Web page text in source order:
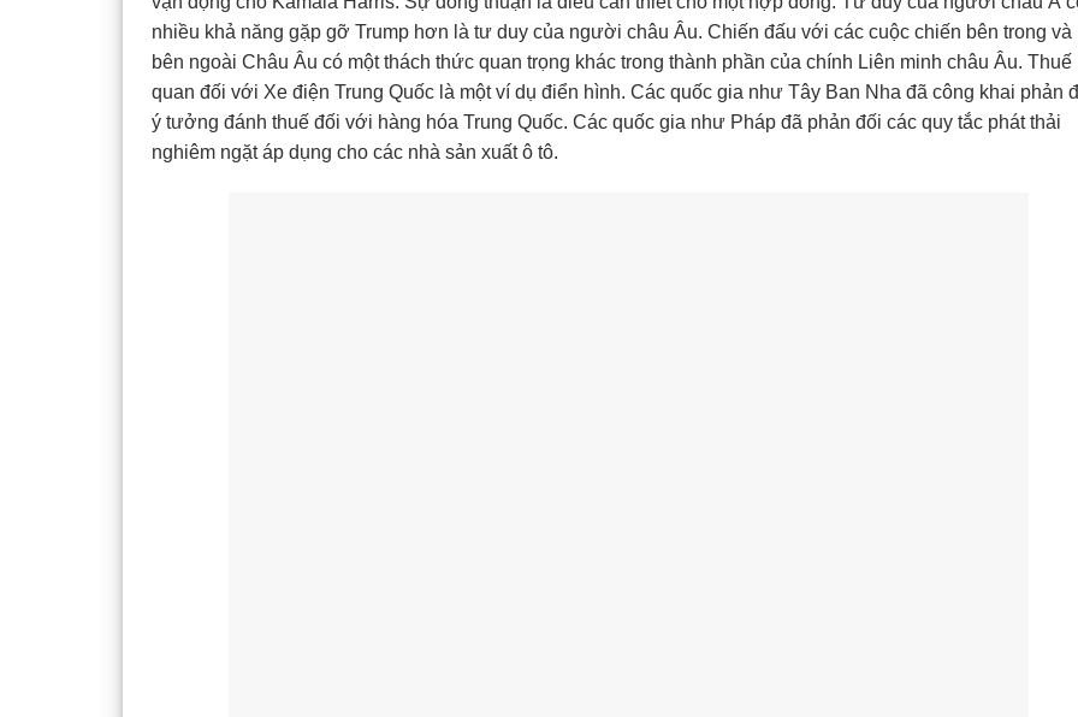
nhiều khả năng gặp gỡ Trump hơn là tư duy của người châu Âu. Chiến đấu với các cuộc chiến bên trong và
bên ngoài Châu Âu có một thách thức quan trọng khác trong thành phần của chính Liên minh châu Âu. Thuế
quan đối với Xe điện Trung Quốc là một ví dụ điển hình. Các quốc gia như Tây Ban Nha đã công khai phản
ý tưởng đánh thuế đối với hàng hóa Trung Quốc. Các quốc gia như Pháp đã phản đối các quy tắc phát thải
nghiêm ngặt áp dụng cho các nhà sản xuất ô tô.